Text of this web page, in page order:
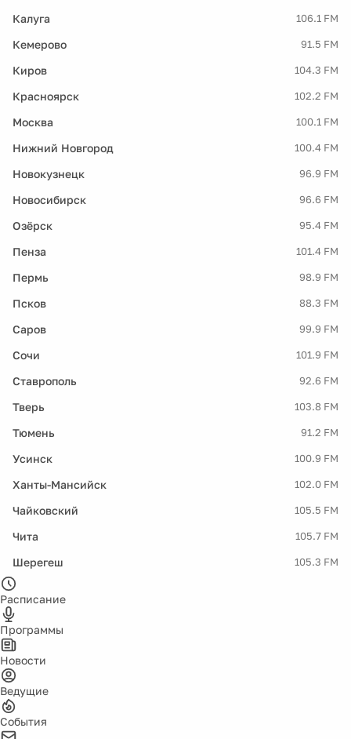
Калуга 106.1 FM
Кемерово 91.5 FM
Киров 104.3 FM
Красноярск 102.2 FM
Москва 100.1 FM
Нижний Новгород 100.4 FM
Новокузнецк 96.9 FM
Новосибирск 96.6 FM
Озёрск 95.4 FM
Пенза 101.4 FM
Пермь 98.9 FM
Псков 88.3 FM
Саров 99.9 FM
Сочи 101.9 FM
Ставрополь 92.6 FM
Тверь 103.8 FM
Тюмень 91.2 FM
Усинск 100.9 FM
Ханты-Мансийск 102.0 FM
Чайковский 105.5 FM
Чита 105.7 FM
Шерегеш 105.3 FM
Расписание
Программы
Новости
Ведущие
События